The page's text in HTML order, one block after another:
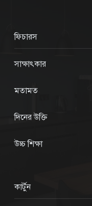
ফিচারস
সাক্ষাৎকার
মতামত
দিনের উক্তি
উচ্চ শিক্ষা
কার্টুন